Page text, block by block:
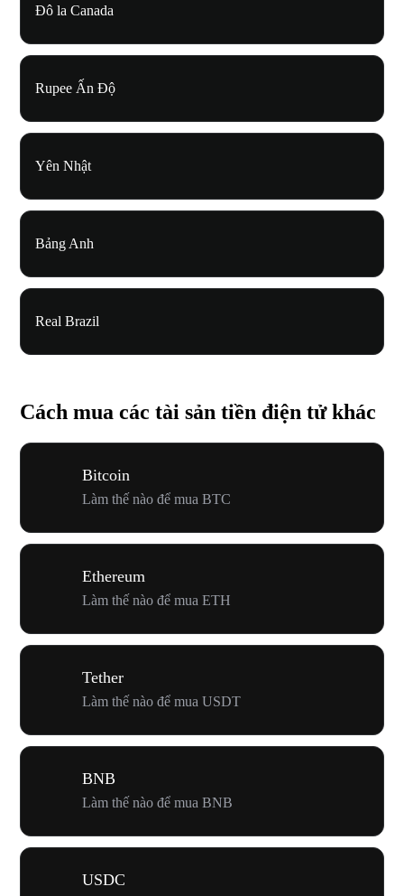
Đô la Canada
Rupee Ấn Độ
Yên Nhật
Bảng Anh
Real Brazil
Cách mua các tài sản tiền điện tử khác
Bitcoin
Làm thế nào để mua BTC
Ethereum
Làm thế nào để mua ETH
Tether
Làm thế nào để mua USDT
BNB
Làm thế nào để mua BNB
USDC